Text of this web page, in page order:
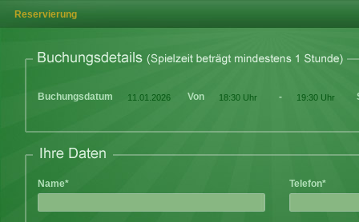
Reservierung
Buchungsdatum Von -
Name* Telefon*